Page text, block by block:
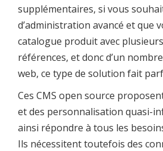
supplémentaires, si vous
d’administration avancé et que
catalogue produit avec
références, et donc d’un
web, ce type de solution fait
Ces CMS open source
et des personnalisation quasi-
ainsi répondre à tous les
Ils nécessitent toutefois des